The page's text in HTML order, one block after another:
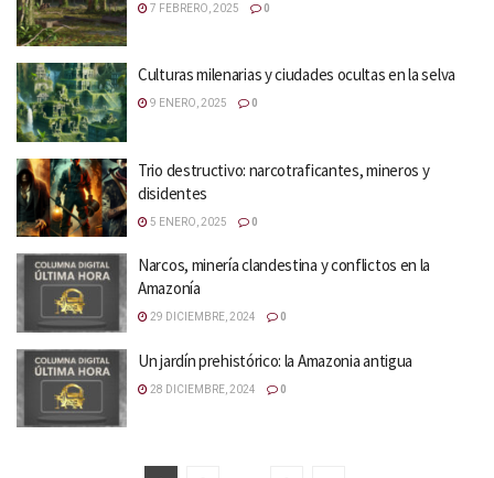
7 FEBRERO, 2025 0
Culturas milenarias y ciudades ocultas en la selva
9 ENERO, 2025 0
Trio destructivo: narcotraficantes, mineros y
disidentes
5 ENERO, 2025 0
Narcos, minería clandestina y conflictos en la
Amazonía
29 DICIEMBRE, 2024 0
Un jardín prehistórico: la Amazonia antigua
28 DICIEMBRE, 2024 0